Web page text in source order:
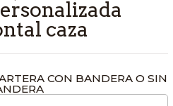
caza
CON BANDERA O SIN